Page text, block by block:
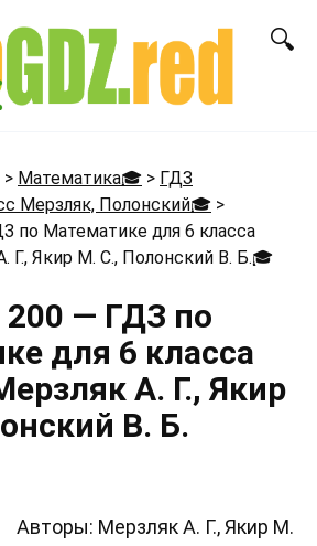
> Математика🎓 > ГДЗ
Мерзляк, Полонский🎓 >
по Математике для 6 класса
Г., Якир М. С., Полонский В. Б.🎓
— ГДЗ по
для 6 класса
А. Г., Якир
В. Б.
Авторы: Мерзляк А. Г., Якир М.